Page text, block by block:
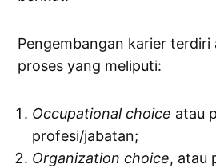
Pengembangan karier terdiri
proses yang meliputi:
Occupational choice atau
profesi/jabatan;
Organization choice, atau